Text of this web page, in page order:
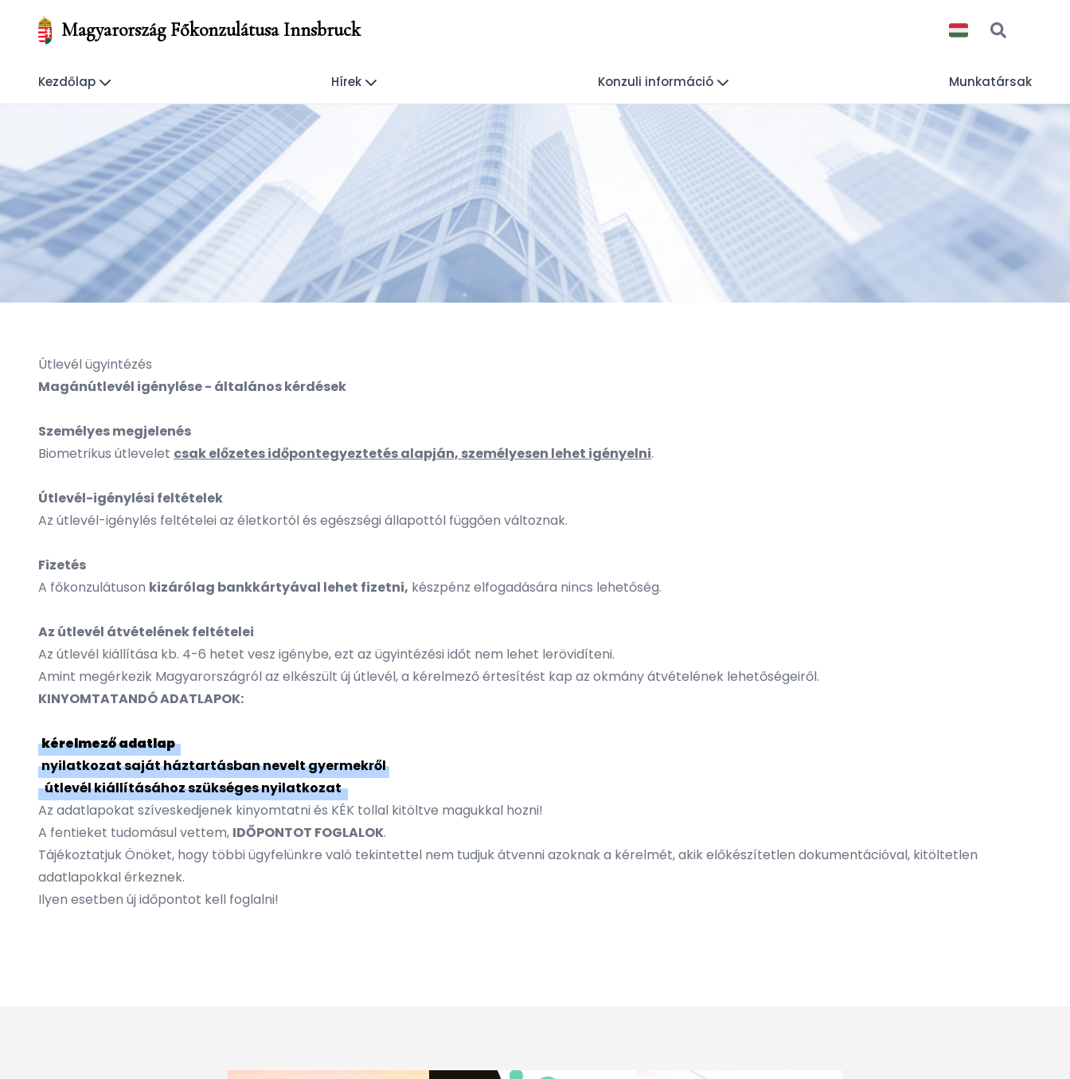
Magyarország Főkonzulátusa Innsbruck
Kezdőlap Hírek Konzuli információ Munkatársak
Útlevél ügyintézés
Magánútlevél igénylése - általános kérdések
Személyes megjelenés
Biometrikus útlevelet csak előzetes időpontegyeztetés alapján, személyesen lehet igényelni.
Útlevél-igénylési feltételek
Az útlevél-igénylés feltételei az életkortól és egészségi állapottól függően változnak.
Fizetés
A főkonzulátuson kizárólag bankkártyával lehet fizetni, készpénz elfogadására nincs lehetőség.
Az útlevél átvételének feltételei
Az útlevél kiállítása kb. 4-6 hetet vesz igénybe, ezt az ügyintézési időt nem lehet lerövidíteni.
Amint megérkezik Magyarországról az elkészült új útlevél, a kérelmező értesítést kap az okmány átvételének lehetőségeiről.
KINYOMTATANDÓ ADATLAPOK:
kérelmező adatlap
nyilatkozat saját háztartásban nevelt gyermekről
útlevél kiállításához szükséges nyilatkozat
Az adatlapokat szíveskedjenek kinyomtatni és KÉK tollal kitöltve magukkal hozni!
A fentieket tudomásul vettem, IDŐPONTOT FOGLALOK.
Tájékoztatjuk Önöket, hogy többi ügyfelünkre való tekintettel nem tudjuk átvenni azoknak a kérelmét, akik előkészítetlen dokumentációval, kitöltetlen
adatlapokkal érkeznek.
Ilyen esetben új időpontot kell foglalni!